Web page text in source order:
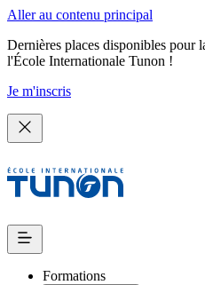
Aller au contenu principal
Dernières places disponibles pour
l'École Internationale Tunon !
Je m'inscris
Formations